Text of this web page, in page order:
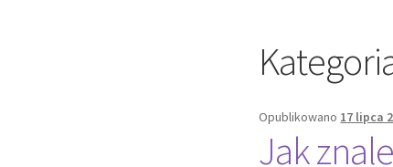
Opublikowano 17 lipca
Jak